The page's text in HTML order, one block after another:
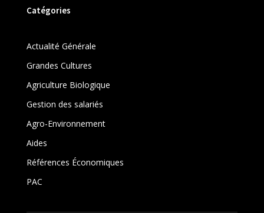
Catégories
Actualité Générale
Grandes Cultures
Agriculture Biologique
Gestion des salariés
Agro-Environnement
Aides
Références Économiques
PAC